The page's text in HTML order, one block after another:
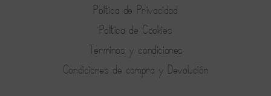
Política de Privacidad
Política de Cookies
Terminos y condiciones
Condiciones de compra y Devolución